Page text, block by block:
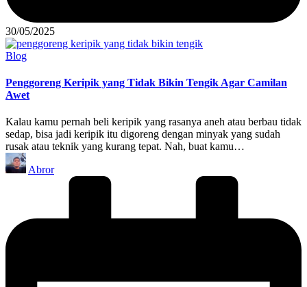
30/05/2025
Posted
Blog
Penggoreng Keripik yang Tidak Bikin Tengik Agar Camilan
Awet
Kalau kamu pernah beli keripik yang rasanya aneh atau berbau tidak
sedap, bisa jadi keripik itu digoreng dengan minyak yang sudah
rusak atau teknik yang kurang tepat. Nah, buat kamu…
Posted
by
Abror